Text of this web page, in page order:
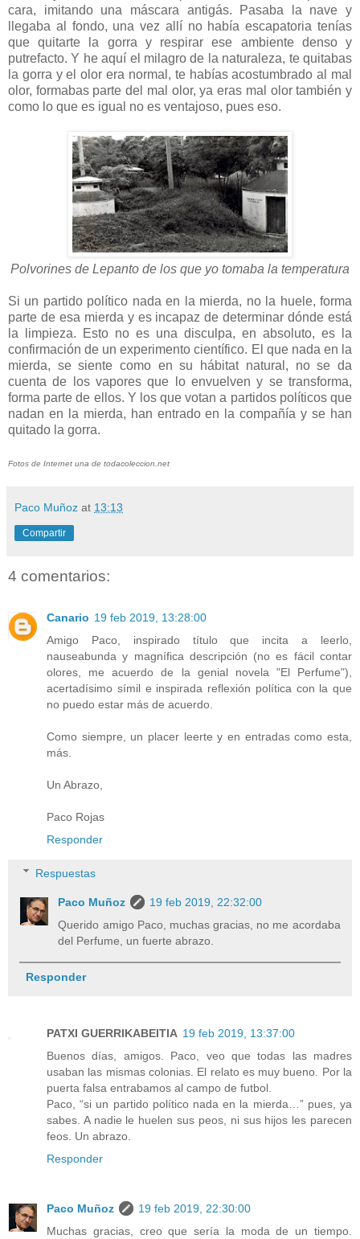
cara, imitando una máscara antigás. Pasaba la nave y
llegaba al fondo, una vez allí no había escapatoria tenías
que quitarte la gorra y respirar ese ambiente denso y
putrefacto. Y he aquí el milagro de la naturaleza, te quitabas
la gorra y el olor era normal, te habías acostumbrado al mal
olor, formabas parte del mal olor, ya eras mal olor también y
como lo que es igual no es ventajoso, pues eso.
Polvorines de Lepanto de los que yo tomaba la temperatura
Si un partido político nada en la mierda, no la huele, forma
parte de esa mierda y es incapaz de determinar dónde está
la limpieza. Esto no es una disculpa, en absoluto, es la
confirmación de un experimento científico. El que nada en la
mierda, se siente como en su hábitat natural, no se da
cuenta de los vapores que lo envuelven y se transforma,
forma parte de ellos. Y los que votan a partidos políticos que
nadan en la mierda, han entrado en la compañía y se han
quitado la gorra.
Fotos de Internet una de todacoleccion.net
Paco Muñoz at 13:13
Compartir
4 comentarios:
Canario 19 feb 2019, 13:28:00
Amigo Paco, inspirado título que incita a leerlo,
nauseabunda y magnífica descripción (no es fácil contar
olores, me acuerdo de la genial novela "El Perfume"),
acertadísimo símil e inspirada reflexión política con la que
no puedo estar más de acuerdo.
Como siempre, un placer leerte y en entradas como esta,
más.
Un Abrazo,
Paco Rojas
Responder
Respuestas
Paco Muñoz
19 feb 2019, 22:32:00
Querido amigo Paco, muchas gracias, no me acordaba
del Perfume, un fuerte abrazo.
Responder
PATXI GUERRIKABEITIA 19 feb 2019, 13:37:00
Buenos días, amigos. Paco, veo que todas las madres
usaban las mismas colonias. El relato es muy bueno. Por la
puerta falsa entrabamos al campo de futbol.
Paco, “si un partido político nada en la mierda…” pues, ya
sabes. A nadie le huelen sus peos, ni sus hijos les parecen
feos. Un abrazo.
Responder
Paco Muñoz
19 feb 2019, 22:30:00
Muchas gracias, creo que sería la moda de un tiempo.